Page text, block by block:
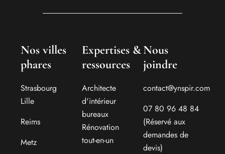
Nos villes
phares
Strasbourg
Lille
Reims
Metz
Expertises &
ressources
Architecte
d'intérieur
bureaux
Rénovation
tout-en-un
Nous
joindre
contact@ynspir.com
07 80 96 48 84
(Réservé aux
demandes de
devis)